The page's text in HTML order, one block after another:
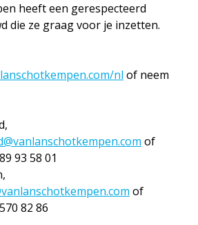
heeft een gerespecteerd
die ze graag voor je inzetten.
nl of neem
of
93 58 01
of
82 86